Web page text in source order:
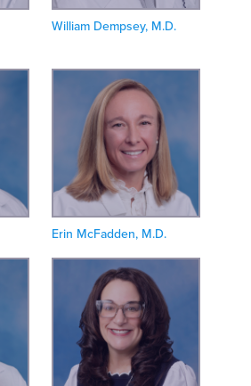
William Dempsey, M.D.
Erin McFadden, M.D.